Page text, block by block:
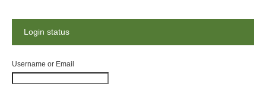
Login status
Username or Email